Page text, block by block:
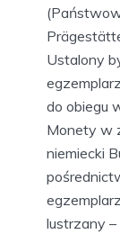
Ustalony
do obiegu
Monety w
niemiecki
lustrzany